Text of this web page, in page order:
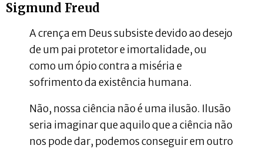
Sigmund Freud
A crença em Deus subsiste devido ao desejo
de um pai protetor e imortalidade, ou
como um ópio contra a miséria e
sofrimento da existência humana.
Não, nossa ciência não é uma ilusão. Ilusão
seria imaginar que aquilo que a ciência não
nos pode dar, podemos conseguir em outro